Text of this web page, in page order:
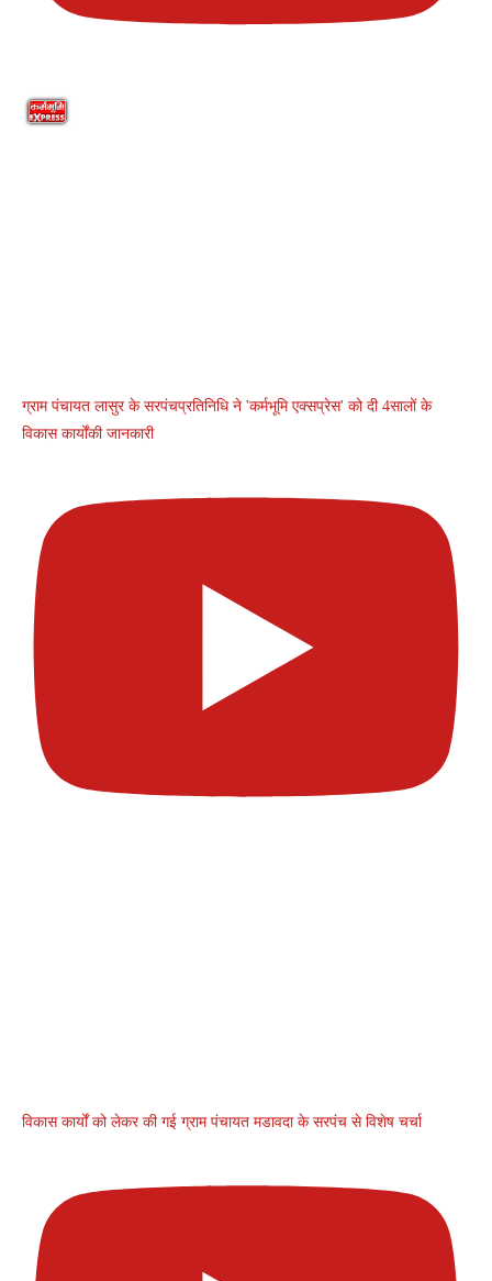
ग्राम पंचायत लासुर के सरपंचप्रतिनिधि ने 'कर्मभूमि एक्सप्रेस' को दी 4सालों के
विकास कार्योंकी जानकारी
विकास कार्यों को लेकर की गई ग्राम पंचायत मडावदा के सरपंच से विशेष चर्चा